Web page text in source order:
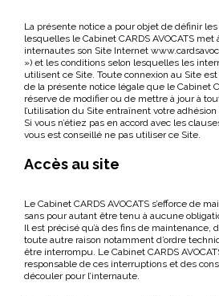
La présente notice a pour objet de définir
lesquelles le Cabinet CARDS AVOCATS met
internautes son Site Internet
») et les conditions selon lesquelles les
utilisent ce Site. Toute connexion au Site
de la présente notice légale que le Cabinet
réserve de modifier ou de mettre à jour à
l’utilisation du Site entraînent votre
Si vous n’étiez pas en accord avec les
vous est conseillé ne pas utiliser ce Site.
Accès au site
Le Cabinet CARDS AVOCATS s’efforce de
sans pour autant être tenu à aucune
Il est précisé qu’à des fins de maintenance,
toute autre raison notamment d’ordre
être interrompu. Le Cabinet CARDS
responsable de ces interruptions et des
découler pour l’internaute.